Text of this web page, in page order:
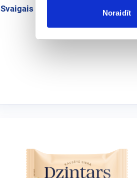
Noraidīt
Svaigais siers klasiskais